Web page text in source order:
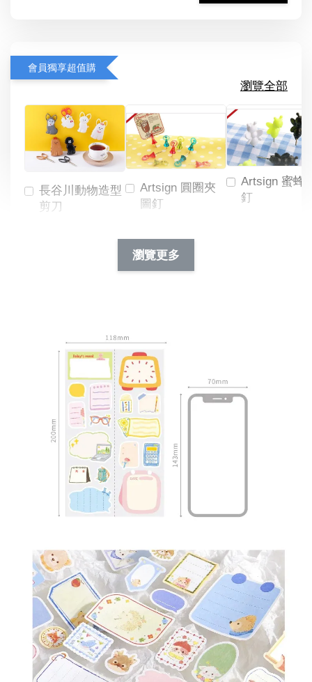
會員獨享超值購
瀏覽全部
長谷川動物造型
剪刀
Artsign 圓圈夾
圖釘
NT$ 19.00
NT$ 66.00
Artsign 蜜蜂
釘
瀏覽更多